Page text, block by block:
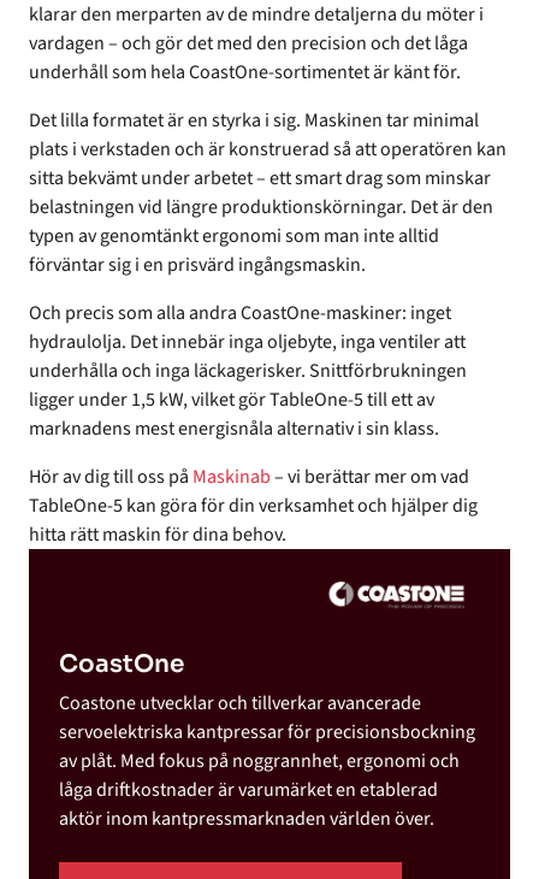
klarar den merparten av de mindre detaljerna du möter i
vardagen – och gör det med den precision och det låga
underhåll som hela CoastOne-sortimentet är känt för.
Det lilla formatet är en styrka i sig. Maskinen tar minimal
plats i verkstaden och är konstruerad så att operatören kan
sitta bekvämt under arbetet – ett smart drag som minskar
belastningen vid längre produktionskörningar. Det är den
typen av genomtänkt ergonomi som man inte alltid
förväntar sig i en prisvärd ingångsmaskin.
Och precis som alla andra CoastOne-maskiner: inget
hydraulolja. Det innebär inga oljebyte, inga ventiler att
underhålla och inga läckagerisker. Snittförbrukningen
ligger under 1,5 kW, vilket gör TableOne-5 till ett av
marknadens mest energisnåla alternativ i sin klass.
Hör av dig till oss på Maskinab– vi berättar mer om vad
TableOne-5 kan göra för din verksamhet och hjälper dig
hitta rätt maskin för dina behov.
CoastOne
Coastone utvecklar och tillverkar avancerade
servoelektriska kantpressar för precisionsbockning
av plåt. Med fokus på noggrannhet, ergonomi och
låga driftkostnader är varumärket en etablerad
aktör inom kantpressmarknaden världen över.